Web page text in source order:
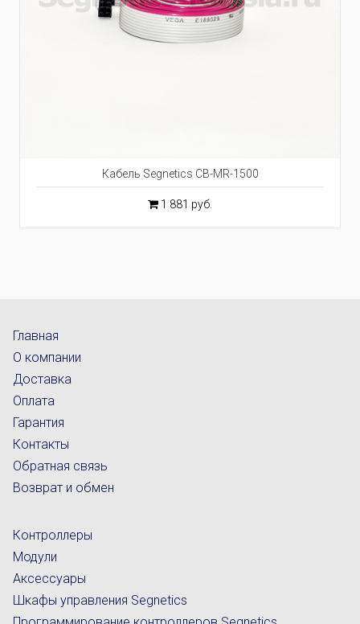
Кабель Segnetics CB-MR-1500
1 881 руб.
Главная
О компании
Доставка
Оплата
Гарантия
Контакты
Обратная связь
Возврат и обмен
Контроллеры
Модули
Аксессуары
Шкафы управления Segnetics